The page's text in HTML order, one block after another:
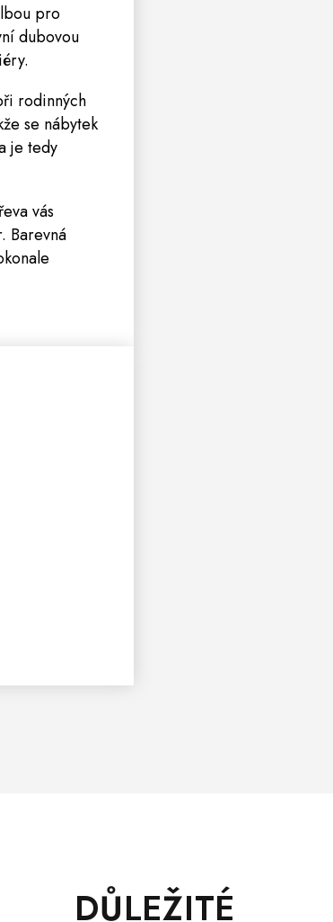
pro
dubovou
rodinných
se nábytek
je tedy
vás
Barevná
DŮLEŽITÉ